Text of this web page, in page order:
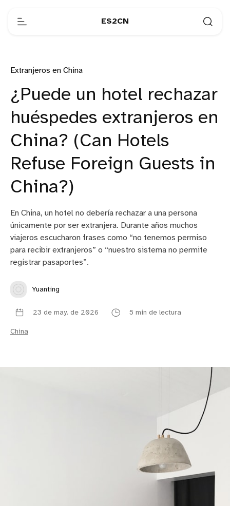
ES2CN
Extranjeros en China
¿Puede un hotel rechazar
huéspedes extranjeros en
China? (Can Hotels
Refuse Foreign Guests in
China?)
En China, un hotel no debería rechazar a una persona
únicamente por ser extranjera. Durante años muchos
viajeros escucharon frases como “no tenemos permiso
para recibir extranjeros” o “nuestro sistema no permite
registrar pasaportes”.
Yuanting
23 de may. de 2026 5 min de lectura
China